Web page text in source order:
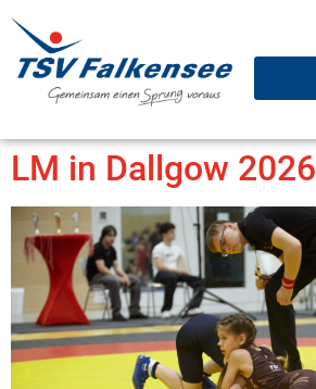
LM in Dallgow 2026